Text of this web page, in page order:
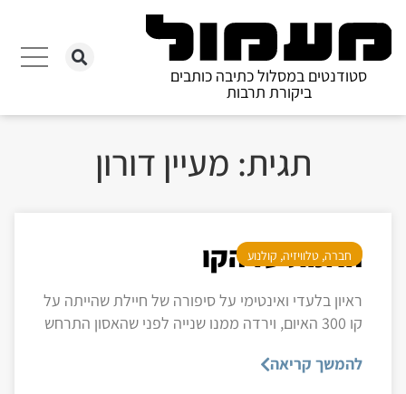
סטודנטים במסלול כתיבה כותבים
ביקורת תרבות
תגית: מעיין דורון
חברה, טלוויזיה, קולנוע
האמת על הקו
ראיון בלעדי ואינטימי על סיפורה של חיילת שהייתה על
קו 300 האיום, וירדה ממנו שנייה לפני שהאסון התרחש
להמשך קריאה